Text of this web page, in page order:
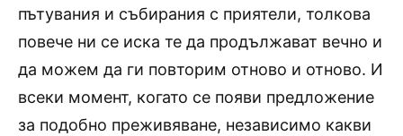
пътувания и събирания с приятели, толкова
повече ни се иска те да продължават вечно и
да можем да ги повторим отново и отново. И
всеки момент, когато се появи предложение
за подобно преживяване, независимо какви